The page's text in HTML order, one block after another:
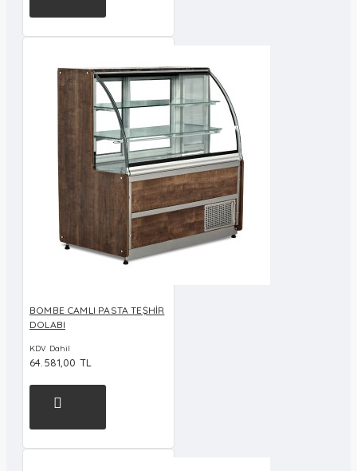
BOMBE CAMLI PASTA TEŞHİR
DOLABI
KDV Dahil
64.581,00 TL